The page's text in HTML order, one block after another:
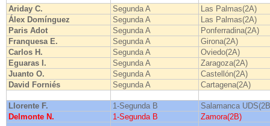
Ariday C. Segunda A
Las Palmas(2A)
Álex Domínguez
Segunda A
Las Palmas(2A)
Paris Adot
Segunda A
Ponferradina(2A)
Franquesa E.
Segunda A
Girona(2A)
Carlos H.
Segunda A
Oviedo(2A)
Eguaras I.
Segunda A
Zaragoza(2A)
Juanto O.
Segunda A
Castellón(2A)
David Forniés
Segunda A Cartagena(2A)
Llorente F. 1-Segunda B
Salamanca
Delmonte N.
1-Segunda B Zamora(2B)